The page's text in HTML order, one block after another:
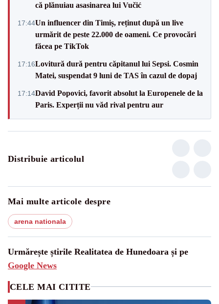
că plănuiau asasinarea lui Vučić
17:44Un influencer din Timiș, reținut după un live
urmărit de peste 22.000 de oameni. Ce provocări
făcea pe TikTok
17:16Lovitură dură pentru căpitanul lui Sepsi. Cosmin
Matei, suspendat 9 luni de TAS în cazul de dopaj
17:14David Popovici, favorit absolut la Europenele de la
Paris. Experții nu văd rival pentru aur
Distribuie articolul
Mai multe articole despre
arena nationala
Urmărește știrile Realitatea de Hunedoara și pe
Google News
CELE MAI CITITE